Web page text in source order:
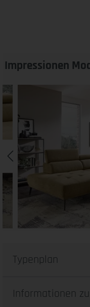
Impressionen
Typenplan
Informationen